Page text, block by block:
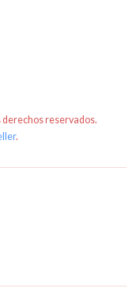
derechos reservados.
.